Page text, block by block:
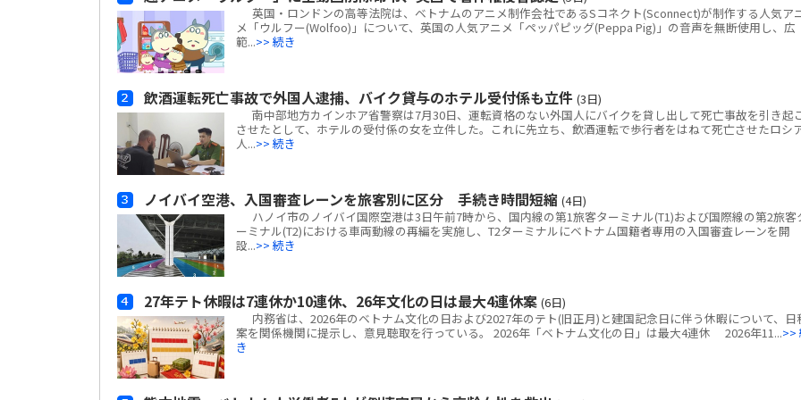
英国・ロンドンの高等法院は、ベトナムのアニメ制作会社であるSコネクト(Sconnect)が制作する人気ア
メ「ウルフー(Wolfoo)」について、英国の人気アニメ「ペッパピッグ(Peppa Pig)」の音声を無断使用し、広
範...>> 続き
飲酒運転死亡事故で外国人逮捕、バイク貸与のホテル受付係も立件 (3日)
南中部地方カインホア省警察は7月30日、運転資格のない外国人にバイクを貸し出して死亡事故を引き起
させたとして、ホテルの受付係の女を立件した。これに先立ち、飲酒運転で歩行者をはねて死亡させたロシ
人...>> 続き
ノイバイ空港、入国審査レーンを旅客別に区分 手続き時間短縮 (4日)
ハノイ市のノイバイ国際空港は3日午前7時から、国内線の第1旅客ターミナル(T1)および国際線の第2旅客
ーミナル(T2)における車両動線の再編を実施し、T2ターミナルにベトナム国籍者専用の入国審査レーンを開
設...>> 続き
27年テト休暇は7連休か10連休、26年文化の日は最大4連休案 (6日)
内務省は、2026年のベトナム文化の日および2027年のテト(旧正月)と建国記念日に伴う休暇について、日
案を関係機関に提示し、意見聴取を行っている。 2026年「ベトナム文化の日」は最大4連休 2026年11...>>
き